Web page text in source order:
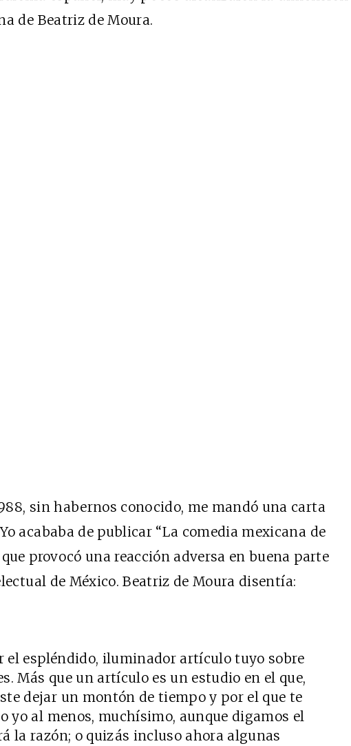
de Beatriz de Moura.
sin habernos conocido, me mandó una carta
acababa de publicar “La comedia mexicana de
que provocó una reacción adversa en buena parte
de México. Beatriz de Moura disentía:
el espléndido, iluminador artículo tuyo sobre
Más que un artículo es un estudio en el que,
dejar un montón de tiempo y por el que te
yo al menos, muchísimo, aunque digamos el
la razón; o quizás incluso ahora algunas